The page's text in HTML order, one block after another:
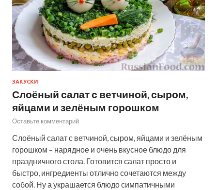
ЗАКУСКИ
Слоёный салат с ветчиной, сыром,
яйцами и зелёным горошком
Оставьте комментарий
Слоёный салат с ветчиной, сыром, яйцами и зелёным
горошком – нарядное и очень вкусное блюдо для
праздничного стола. Готовится салат просто и
быстро, ингредиенты отлично сочетаются между
собой. Ну а украшается блюдо симпатичными